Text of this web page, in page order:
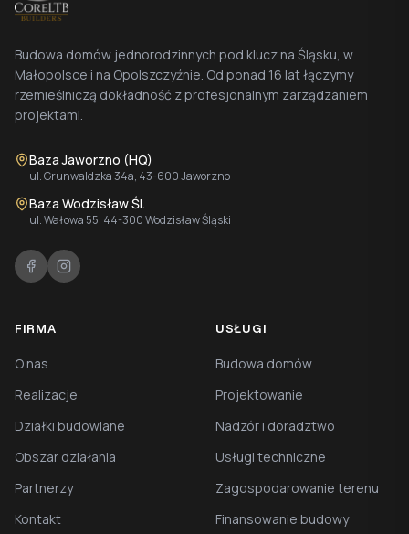
Budowa domów jednorodzinnych pod klucz na Śląsku, w
Małopolsce i na Opolszczyźnie. Od ponad 16 lat łączymy
rzemieślniczą dokładność z profesjonalnym zarządzaniem
projektami.
Baza Jaworzno (HQ)
ul. Grunwaldzka 34a, 43-600 Jaworzno
Baza Wodzisław Śl.
ul. Wałowa 55, 44-300 Wodzisław Śląski
FIRMA
O nas
Realizacje
Działki budowlane
Obszar działania
Partnerzy
Kontakt
USŁUGI
Budowa domów
Projektowanie
Nadzór i doradztwo
Usługi techniczne
Zagospodarowanie terenu
Finansowanie budowy